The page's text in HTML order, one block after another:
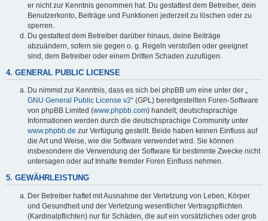
er nicht zur Kenntnis genommen hat. Du gestattest dem Betreiber, dein
Benutzerkonto, Beiträge und Funktionen jederzeit zu löschen oder zu
sperren.
Du gestattest dem Betreiber darüber hinaus, deine Beiträge
abzuändern, sofern sie gegen o. g. Regeln verstoßen oder geeignet
sind, dem Betreiber oder einem Dritten Schaden zuzufügen.
4. GENERAL PUBLIC LICENSE
Du nimmst zur Kenntnis, dass es sich bei phpBB um eine unter der „
GNU General Public License v2“ (GPL) bereitgestellten Foren-Software
von phpBB Limited (www.phpbb.com) handelt; deutschsprachige
Informationen werden durch die deutschsprachige Community unter
www.phpbb.de zur Verfügung gestellt. Beide haben keinen Einfluss auf
die Art und Weise, wie die Software verwendet wird. Sie können
insbesondere die Verwendung der Software für bestimmte Zwecke nicht
untersagen oder auf Inhalte fremder Foren Einfluss nehmen.
5. GEWÄHRLEISTUNG
Der Betreiber haftet mit Ausnahme der Verletzung von Leben, Körper
und Gesundheit und der Verletzung wesentlicher Vertragspflichten
(Kardinalpflichten) nur für Schäden, die auf ein vorsätzliches oder grob